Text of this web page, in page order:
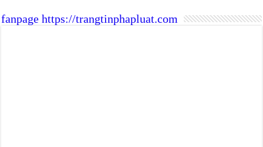
fanpage https://trangtinphapluat.com